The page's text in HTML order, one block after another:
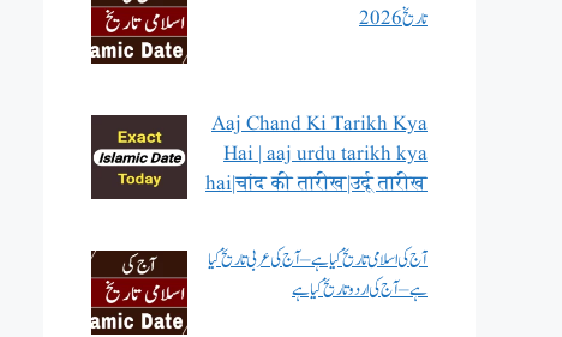
تاریخ 2026
Aaj Chand Ki Tarikh Kya
Hai | aaj urdu tarikh kya
hai|चांद की तारीख|उर्दू तारीख
آج کی اسلامی تاریخ کیا ہے – آج کی عربی تاریخ کیا
ہے – آج کی اردو تاریخ کیا ہے